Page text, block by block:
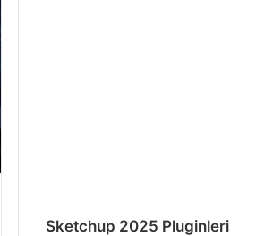
Sketchup 2025 Pluginleri